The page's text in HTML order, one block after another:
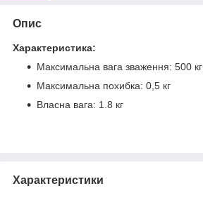
Опис
Характеристика:
Максимальна вага зваження: 500 кг
Максимальна похибка: 0,5 кг
Власна вага: 1.8 кг
Характеристики